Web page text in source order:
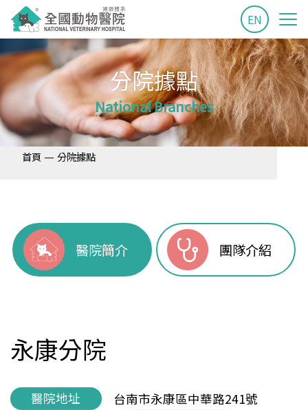
EN
分院據點
National Branches
首頁 — 分院據點
醫院簡介 團隊介紹
永康分院
醫院地址
台南市永康區中華路241號